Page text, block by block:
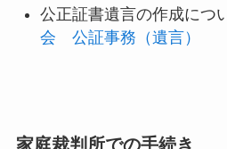
公正証書遺言の作成につ
会 公証事務（遺言）
家庭裁判所での手続き